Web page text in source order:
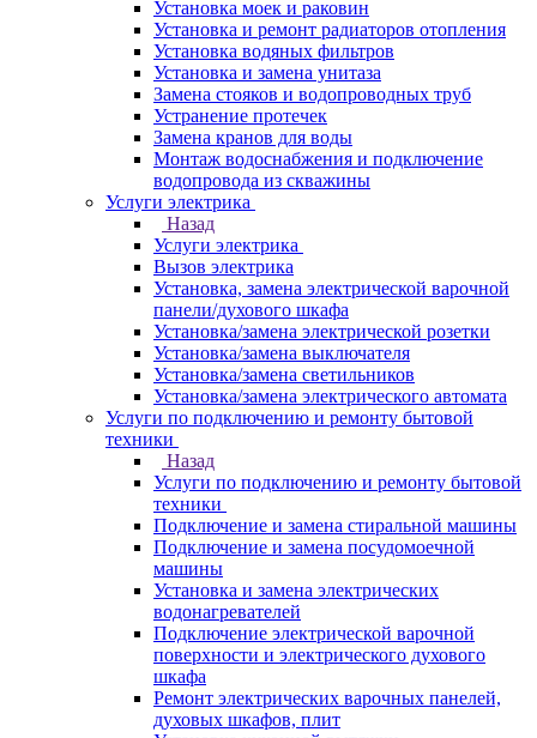
Установка моек и раковин
Установка и ремонт радиаторов отопления
Установка водяных фильтров
Установка и замена унитаза
Замена стояков и водопроводных труб
Устранение протечек
Замена кранов для воды
Монтаж водоснабжения и подключение
водопровода из скважины
Услуги электрика
Назад
Услуги электрика
Вызов электрика
Установка, замена электрической варочной
панели/духового шкафа
Установка/замена электрической розетки
Установка/замена выключателя
Установка/замена светильников
Установка/замена электрического автомата
Услуги по подключению и ремонту бытовой
техники
Назад
Услуги по подключению и ремонту бытовой
техники
Подключение и замена стиральной машины
Подключение и замена посудомоечной
машины
Установка и замена электрических
водонагревателей
Подключение электрической варочной
поверхности и электрического духового
шкафа
Ремонт электрических варочных панелей,
духовых шкафов, плит